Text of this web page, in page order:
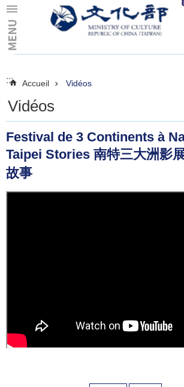
Skip to main content
:::
::: Accueil Vidéos
Vidéos
Festival de 3 Continents à
Taipei Stories 南特三大洲影
故事